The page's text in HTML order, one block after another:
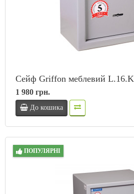
Сейф Griffon меблевий L.16.K
1 980 грн.
До кошика
ПОПУЛЯРНІ